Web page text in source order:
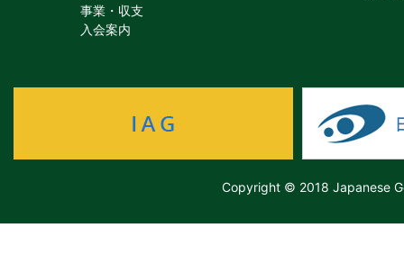
事業・収支
入会案内
Copyright © 2018 Japanese